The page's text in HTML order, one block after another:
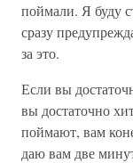
поймали. Я буду
сразу
за это.
Если вы
вы достаточно
поймают, вам
даю вам две